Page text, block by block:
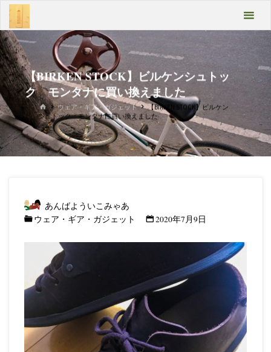
テ
ン
ツ
へ
ス
キ
ッ
プ
ばよ
うい
こみ
ゃあ
Take
it
【BIRKEN STOCK】ビルケンシュトッ
ク モンタナに買い換えました
ホ
ー
ム
ウェア・ギア・ガジェット
【BIRKEN STOCK】ビルケン
シュトック モンタナに買い換えました
あんばよういこみゃあ
ウェア・ギア・ガジェット
2020年7月9日